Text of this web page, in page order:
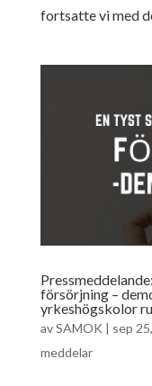
fortsatte vi med
försörjning –
yrkeshögskolor
avSAMOK | sep
meddelar